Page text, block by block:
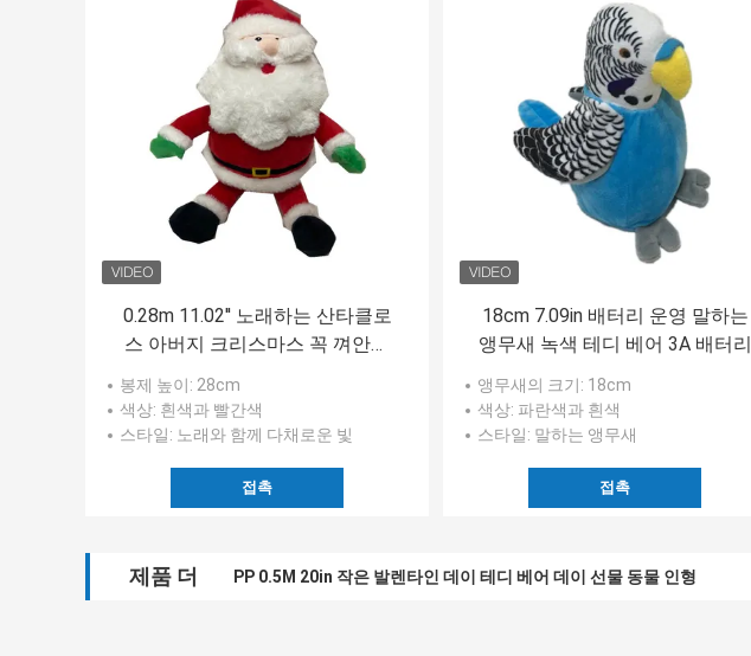
0.28m 11.02'' 노래하는 산타클로
스 아버지 크리스마스 꼭 껴안고
싶은 장난감 LED 빛
봉제 높이: 28cm
색상: 흰색과 빨간색
스타일: 노래와 함께 다채로운 빛
접촉
18cm 7.09in 배터리 운영 말하는
앵무새 녹색 테디 베어 3A 배터리
앵무새의 크기: 18cm
색상: 파란색과 흰색
스타일: 말하는 앵무새
접촉
제품 더 PP 0.5M 20in 작은 발렌타인 데이 테디 베어 데이 선물 동물 인형